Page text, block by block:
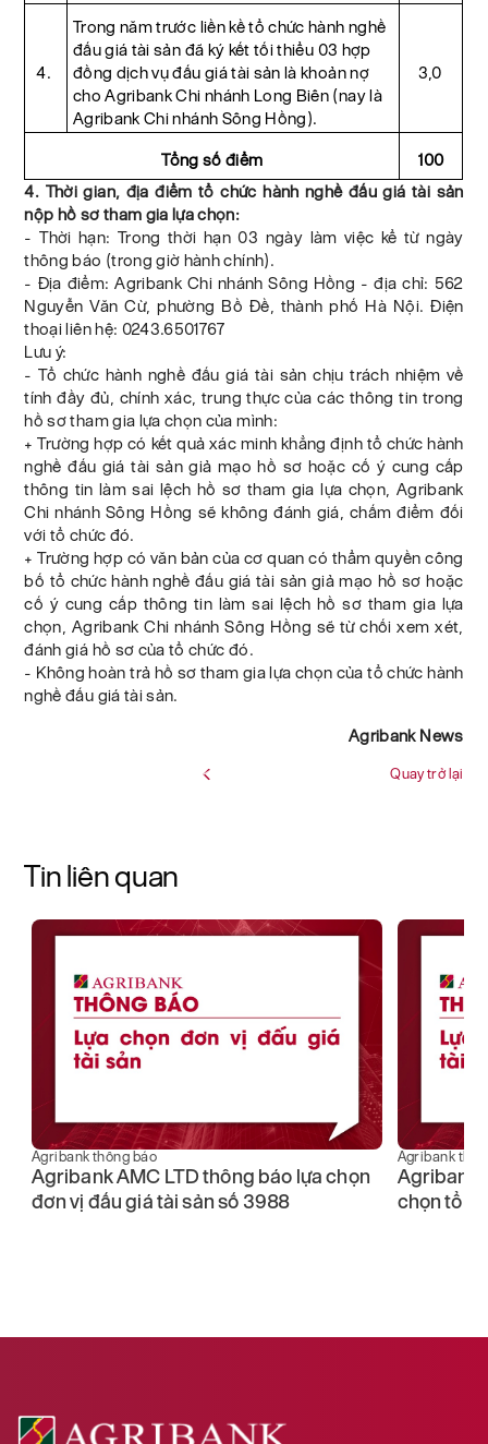
4.
Trong năm trước liền kề tổ chức hành nghề
đấu giá tài sản đã ký kết tối thiểu 03 hợp
đồng dịch vụ đấu giá tài sản là khoản nợ
cho Agribank Chi nhánh Long Biên (nay là
Agribank Chi nhánh Sông Hồng).
3,0
Tổng số điểm
100
4. Thời gian, địa điểm tổ chức hành nghề đấu giá tài sản
nộp hồ sơ tham gia lựa chọn:
- Thời hạn: Trong thời hạn 03 ngày làm việc kể từ ngày
thông báo (trong giờ hành chính).
- Địa điểm: Agribank Chi nhánh Sông Hồng - địa chỉ: 562
Nguyễn Văn Cừ, phường Bồ Đề, thành phố Hà Nội. Điện
thoại liên hệ: 0243.6501767
Lưu ý:
- Tổ chức hành nghề đấu giá tài sản chịu trách nhiệm về
tính đầy đủ, chính xác, trung thực của các thông tin trong
hồ sơ tham gia lựa chọn của mình:
+ Trường hợp có kết quả xác minh khẳng định tổ chức hành
nghề đấu giá tài sản giả mạo hồ sơ hoặc cố ý cung cấp
thông tin làm sai lệch hồ sơ tham gia lựa chọn, Agribank
Chi nhánh Sông Hồng sẽ không đánh giá, chấm điểm đối
với tổ chức đó.
+ Trường hợp có văn bản của cơ quan có thẩm quyền công
bố tổ chức hành nghề đấu giá tài sản giả mạo hồ sơ hoặc
cố ý cung cấp thông tin làm sai lệch hồ sơ tham gia lựa
chọn, Agribank Chi nhánh Sông Hồng sẽ từ chối xem xét,
đánh giá hồ sơ của tổ chức đó.
- Không hoàn trả hồ sơ tham gia lựa chọn của tổ chức hành
nghề đấu giá tài sản.
Agribank News
Quay trở lại
Tin liên quan
Agribank thông báo
Agribank Chi nhánh 11 thông báo lựa
chọn tổ chức đấu giá tài sản số 388
Agribank
tổ